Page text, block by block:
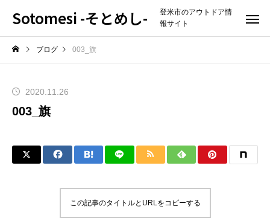
Sotomesi -そとめし-
登米市のアウトドア情
報サイト
ブログ 003_旗
2020.11.26
003_旗
この記事のタイトルとURLをコピーする